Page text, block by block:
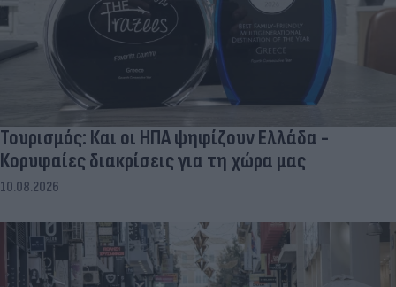
Τουρισμός: Και οι ΗΠΑ ψηφίζουν Ελλάδα -
Κορυφαίες διακρίσεις για τη χώρα μας
10.08.2026